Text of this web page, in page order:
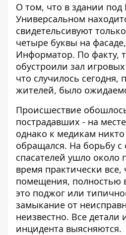
О том, что в здании
Универсальном
свидетельсивуют
четыре буквы на
Информатор. По факту,
обустроили зал
что случилось сегодня,
жителей, было
Происшествие
пострадавших - на
однако к медикам
обращался. На борьбу с
спасателей ушло около
время практически все,
помещения, полностью
это поджог или
замыкание от
неизвестно. Все детали
инцидента выясняются.